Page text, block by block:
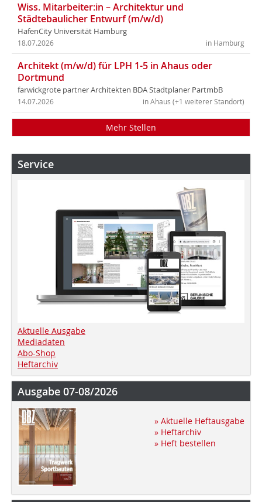
Wiss. Mitarbeiter:in – Architektur und
Städtebaulicher Entwurf (m/w/d)
HafenCity Universität Hamburg
in Hamburg
18.07.2026
Architekt (m/w/d) für LPH 1-5 in Ahaus oder
Dortmund
farwickgrote partner Architekten BDA Stadtplaner PartmbB
in Ahaus (+1 weiterer Standort)
14.07.2026
Mehr Stellen
Service
Aktuelle Ausgabe
Mediadaten
Abo-Shop
Heftarchiv
Ausgabe 07-08/2026
» Aktuelle Heftausgabe
» Heftarchiv
» Heft bestellen